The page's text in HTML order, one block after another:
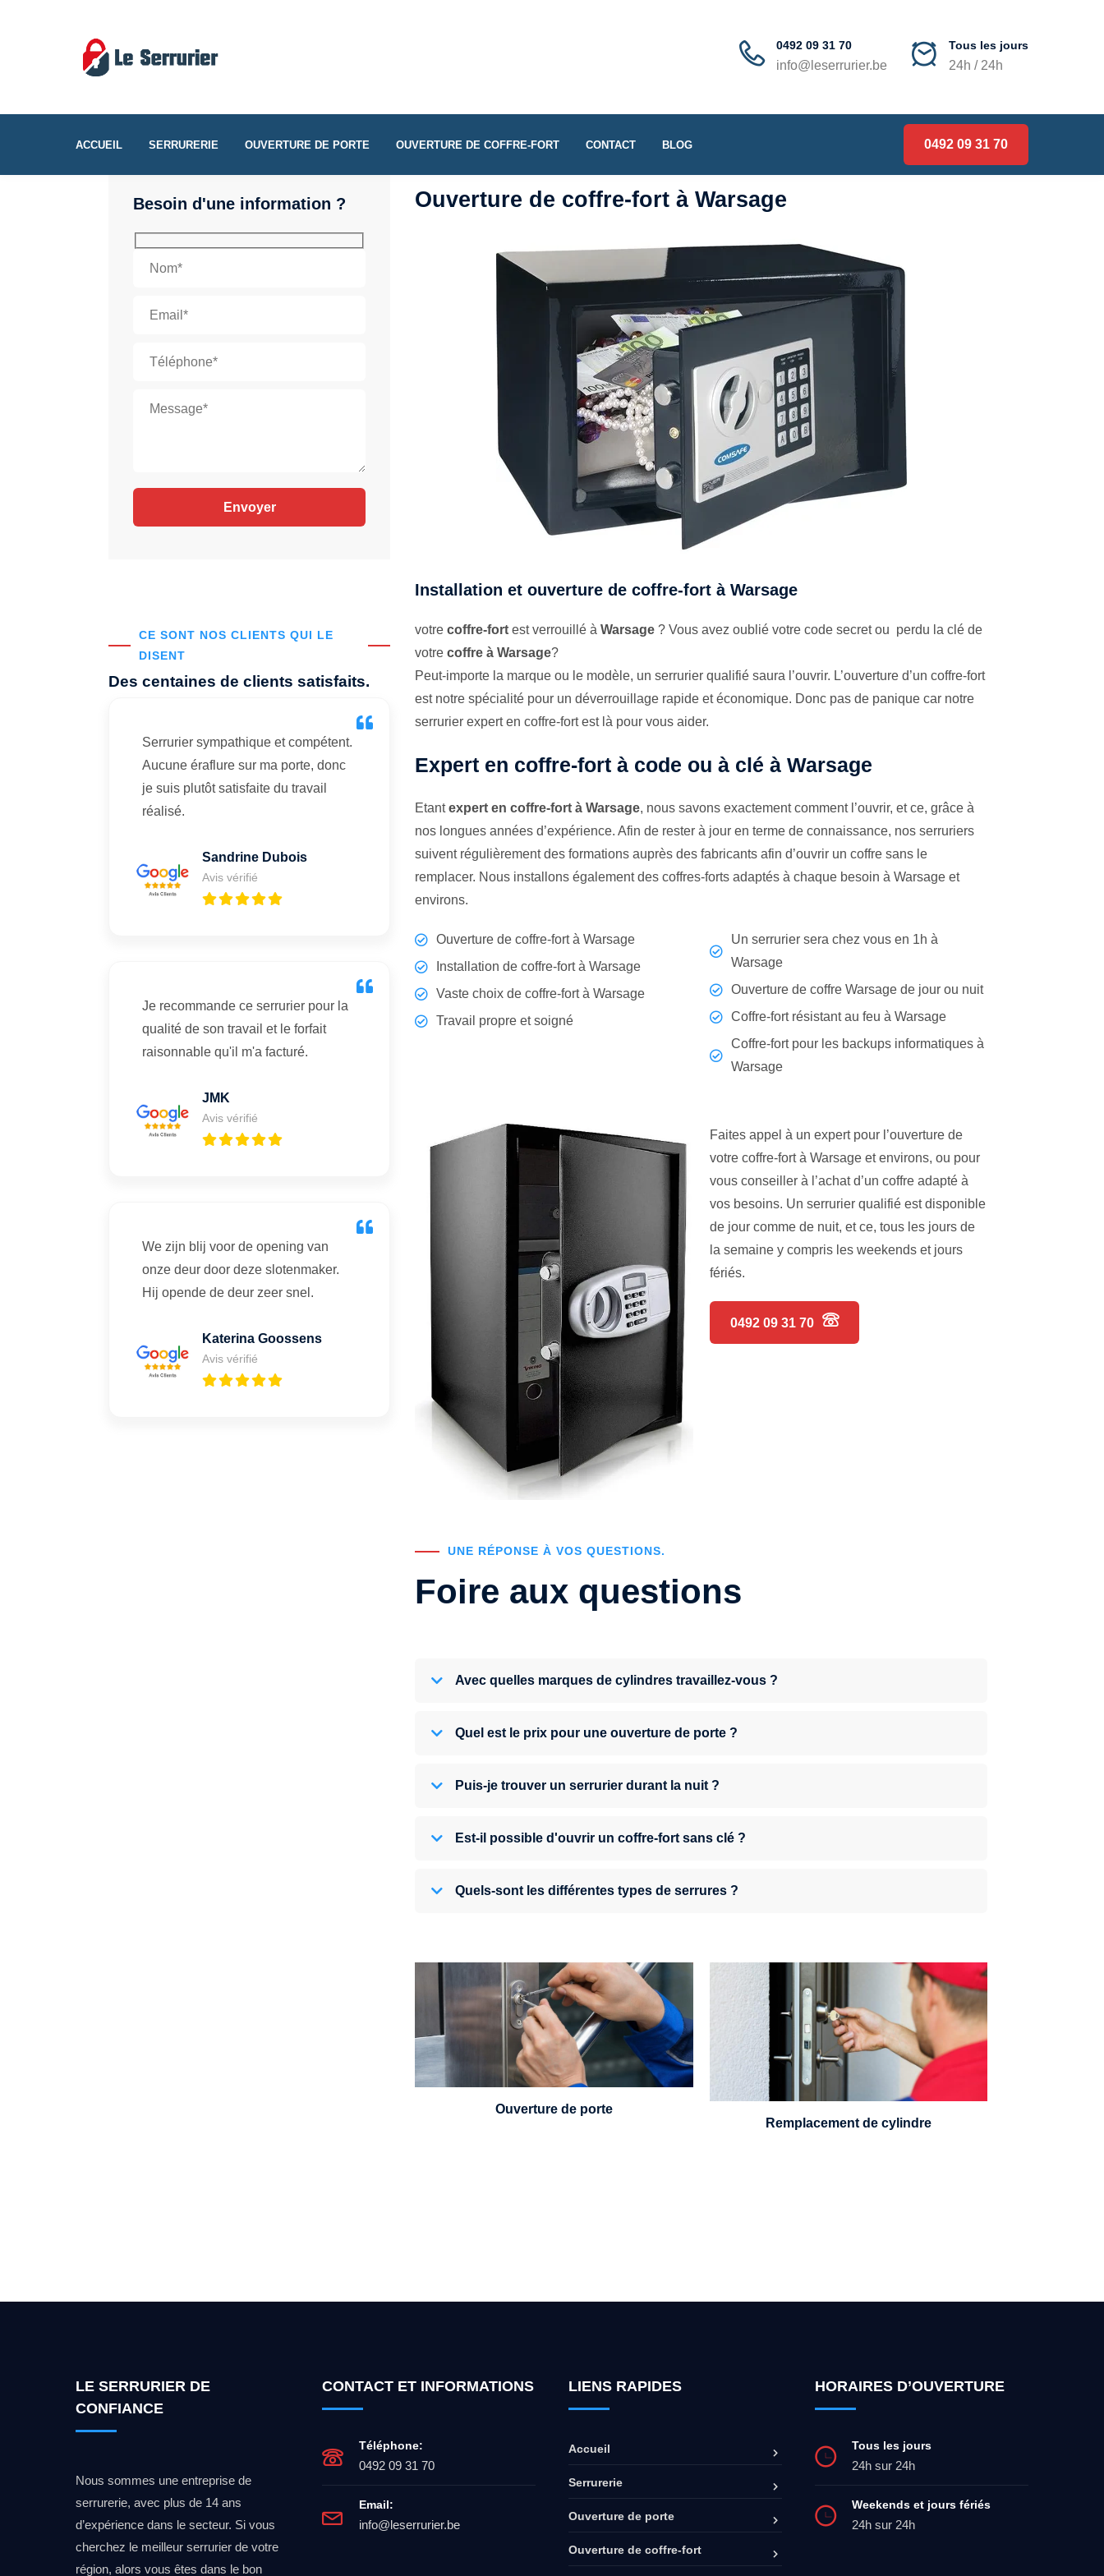
0492 09 31 70
info@leserrurier.be
Tous les jours
24h / 24h
ACCUEIL SERRURERIE OUVERTURE DE PORTE OUVERTURE DE COFFRE-FORT CONTACT BLOG 0492 09 31 70
Besoin d'une information ?
CE SONT NOS CLIENTS QUI LE
DISENT
Des centaines de clients satisfaits.
Serrurier sympathique et compétent.
Aucune éraflure sur ma porte, donc
je suis plutôt satisfaite du travail
réalisé.
Sandrine Dubois
Avis vérifié
Je recommande ce serrurier pour la
qualité de son travail et le forfait
raisonnable qu'il m'a facturé.
JMK
Avis vérifié
We zijn blij voor de opening van
onze deur door deze slotenmaker.
Hij opende de deur zeer snel.
Katerina Goossens
Avis vérifié
Ouverture de coffre-fort à Warsage
Installation et ouverture de coffre-fort à Warsage
votrecoffre-fort est verrouillé àWarsage ? Vous avez oublié votre code secret ou perdu la clé de
votrecoffre à Warsage?
Peut-importe la marque ou le modèle, un serrurier qualifié saura l’ouvrir. L’ouverture d’un coffre-fort
est notre spécialité pour un déverrouillage rapide et économique. Donc pas de panique car notre
serrurier expert en coffre-fort est là pour vous aider.
Expert en coffre-fort à code ou à clé à Warsage
Etantexpert en coffre-fort à Warsage, nous savons exactement comment l’ouvrir, et ce, grâce à
nos longues années d’expérience. Afin de rester à jour en terme de connaissance, nos serruriers
suivent régulièrement des formations auprès des fabricants afin d’ouvrir un coffre sans le
remplacer. Nous installons également des coffres-forts adaptés à chaque besoin à Warsage et
environs.
Ouverture de coffre-fort à Warsage
Installation de coffre-fort à Warsage
Vaste choix de coffre-fort à Warsage
Travail propre et soigné
Un serrurier sera chez vous en 1h à
Warsage
Ouverture de coffre Warsage de jour ou nuit
Coffre-fort résistant au feu à Warsage
Coffre-fort pour les backups informatiques à
Warsage
Faites appel à un expert pour l’ouverture de
votre coffre-fort à Warsage et environs, ou pour
vous conseiller à l’achat d’un coffre adapté à
vos besoins. Un serrurier qualifié est disponible
de jour comme de nuit, et ce, tous les jours de
la semaine y compris les weekends et jours
fériés.
0492 09 31 70
UNE RÉPONSE À VOS QUESTIONS.
Foire aux questions
Avec quelles marques de cylindres travaillez-vous ?
Quel est le prix pour une ouverture de porte ?
Puis-je trouver un serrurier durant la nuit ?
Est-il possible d'ouvrir un coffre-fort sans clé ?
Quels-sont les différentes types de serrures ?
Vous avez perdu vos clés ou la porte s'est
refermée derrière vous ? Un serrurier est
disponible 24h/7.
Ouverture de porte
Un serrurier sera en mesure de choisir et
remplacer un cylindre standard, à 5
leviers ou à 3 leviers, Mul-T-Lock ou
encore multipoints.
Remplacement de cylindre
LE SERRURIER DE
CONFIANCE
Nous sommes une entreprise de
serrurerie, avec plus de 14 ans
d’expérience dans le secteur. Si vous
cherchez le meilleur serrurier de votre
région, alors vous êtes dans le bon
CONTACT ET INFORMATIONS
Téléphone:
0492 09 31 70
Email:
info@leserrurier.be
LIENS RAPIDES
Accueil
Serrurerie
Ouverture de porte
Ouverture de coffre-fort
HORAIRES D’OUVERTURE
Tous les jours
24h sur 24h
Weekends et jours fériés
24h sur 24h